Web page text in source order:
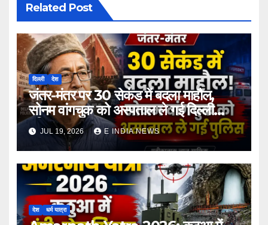
Related Post
दिल्ली देश
जंतर-मंतर पर 30 सेकंड में बदला माहौल,
सोनम वांगचुक को अस्पताल ले गई दिल्ली
पुलिस
JUL 19, 2026 E INDIA NEWS
देश धर्म यात्रा